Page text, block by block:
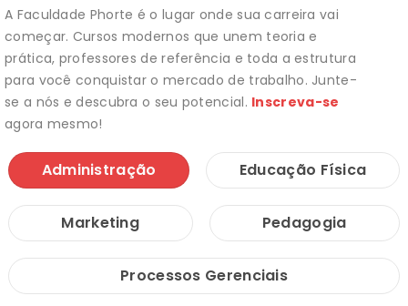
A Faculdade Phorte é o lugar onde sua carreira vai
começar. Cursos modernos que unem teoria e
prática, professores de referência e toda a estrutura
para você conquistar o mercado de trabalho. Junte-
se a nós e descubra o seu potencial. Inscreva-se
agora mesmo!
Administração Educação Física
Marketing Pedagogia
Processos Gerenciais